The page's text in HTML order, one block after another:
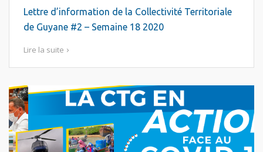
Lettre d’information de la Collectivité Territoriale
de Guyane #2 – Semaine 18 2020
Lire la suite